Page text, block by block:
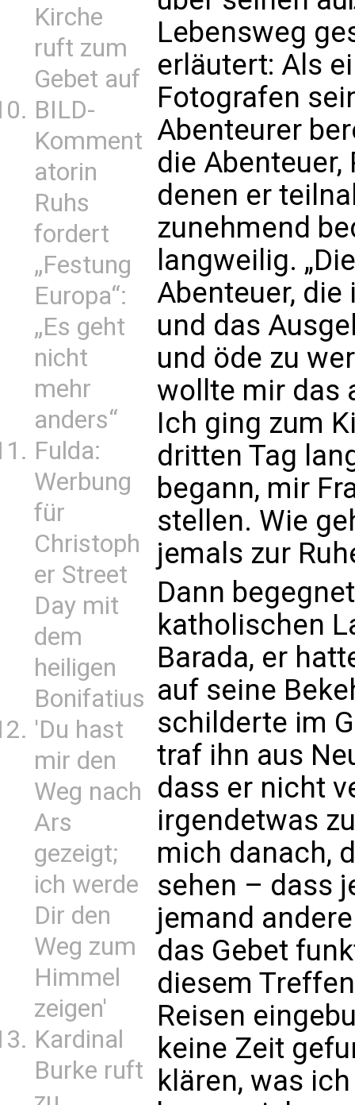
Kirche
ruft zum
Gebet auf
BILD-
Komment
atorin
Ruhs
fordert
„Festung
Europa“:
„Es geht
nicht
mehr
anders“
Fulda:
Werbung
für
Christoph
er Street
Day mit
dem
heiligen
Bonifatius
'Du hast
mir den
Weg nach
Ars
gezeigt;
ich werde
Dir den
Weg zum
Himmel
zeigen'
Kardinal
Burke ruft
Lebensweg
erläutert: Als
Fotografen
Abenteurer
die
denen er
zunehmend
langweilig.
Abenteuer,
und das
und öde zu
wollte mir das
Ich ging zum
dritten Tag
begann, mir
stellen. Wie
jemals zur
Dann
katholischen
Barada, er
auf seine
schilderte im
traf ihn aus
dass er nicht
irgendetwas
mich danach,
sehen – dass
jemand
das Gebet
diesem
Reisen
keine Zeit
klären, was